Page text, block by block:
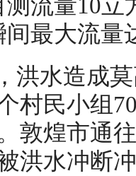
流量10立
最大流量
洪水造成
村民小组
敦煌市通
洪水冲断